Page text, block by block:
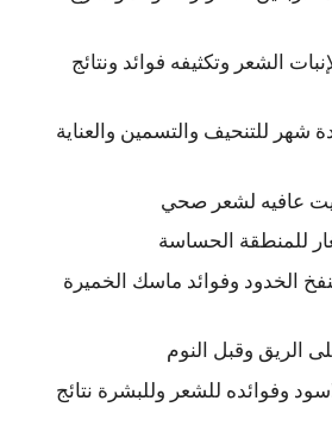
الشعر وتكثيفه فوائد ونتائج
شهر للتنحيف والتسمين والعناية
عافيه لشعر صحي
للمنطقة الحساسة
الخدود وفوائد ماسك الخميرة
الريق وقبل النوم
وفوائده للشعر وللبشرة نتائج